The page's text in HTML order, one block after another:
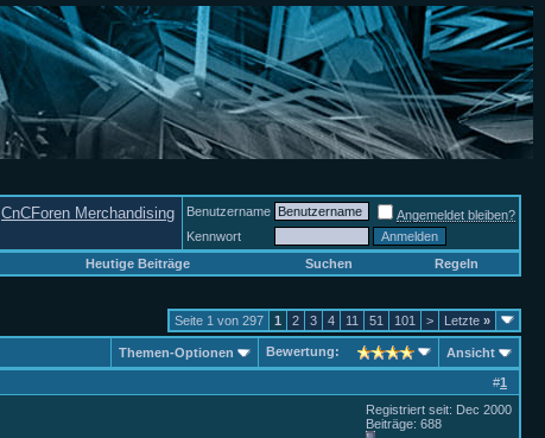
CnCForen Merchandising Benutzername
Angemeldet bleiben?
Kennwort
Heutige Beiträge Suchen Regeln
Seite 1 von 297 1 2 3 4 11 51 101 > Letzte »
Themen-Optionen Bewertung: Ansicht
#1
Registriert seit: Dec 2000
Beiträge: 688